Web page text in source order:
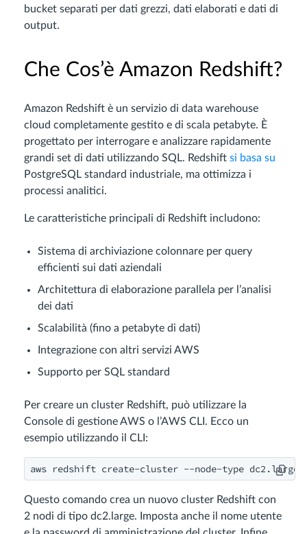
bucket separati per dati grezzi, dati elaborati e dati di
output.
Che Cos’è Amazon Redshift?
Amazon Redshift è un servizio di data warehouse
cloud completamente gestito e di scala petabyte. È
progettato per interrogare e analizzare rapidamente
grandi set di dati utilizzando SQL. Redshift si basa su
PostgreSQL standard industriale, ma ottimizza i
processi analitici.
Le caratteristiche principali di Redshift includono:
Sistema di archiviazione colonnare per query
efficienti sui dati aziendali
Architettura di elaborazione parallela per l’analisi
dei dati
Scalabilità (fino a petabyte di dati)
Integrazione con altri servizi AWS
Supporto per SQL standard
Per creare un cluster Redshift, può utilizzare la
Console di gestione AWS o l’AWS CLI. Ecco un
esempio utilizzando il CLI:
aws redshift create-cluster --node-type dc2.large
Questo comando crea un nuovo cluster Redshift con
2 nodi di tipo dc2.large. Imposta anche il nome utente